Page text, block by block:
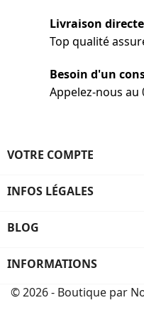
Livraison
Top qualité
Besoin d'un
Appelez-nous au
VOTRE COMPTE
INFOS LÉGALES
BLOG
INFORMATIONS
© 2026 - Boutique par